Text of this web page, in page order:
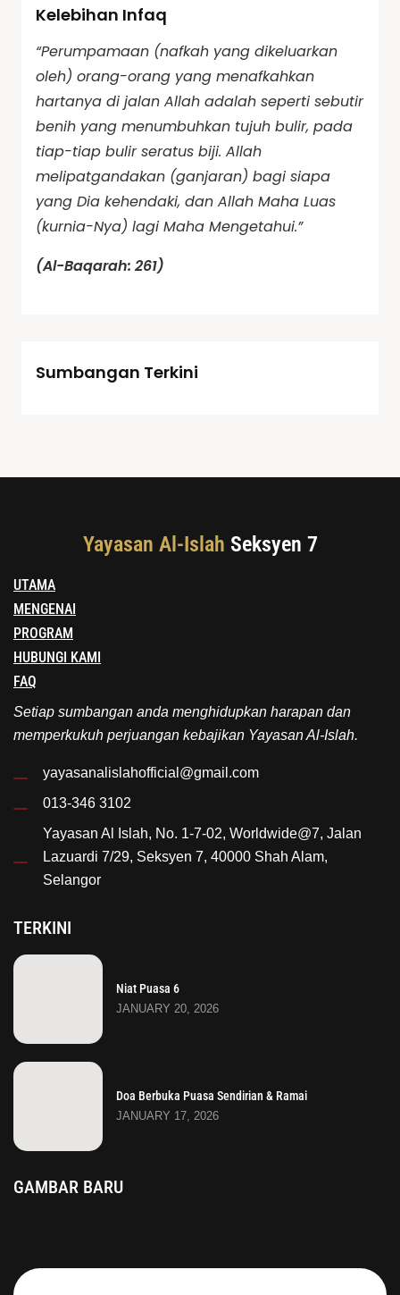
Kelebihan Infaq
“Perumpamaan (nafkah yang dikeluarkan
oleh) orang-orang yang menafkahkan
hartanya di jalan Allah adalah seperti sebutir
benih yang menumbuhkan tujuh bulir, pada
tiap-tiap bulir seratus biji. Allah
melipatgandakan (ganjaran) bagi siapa
yang Dia kehendaki, dan Allah Maha Luas
(kurnia-Nya) lagi Maha Mengetahui.”
(Al-Baqarah: 261)
Sumbangan Terkini
Yayasan Al-Islah Seksyen 7
UTAMA
MENGENAI
PROGRAM
HUBUNGI KAMI
FAQ
Setiap sumbangan anda menghidupkan harapan dan
memperkukuh perjuangan kebajikan Yayasan Al-Islah.
yayasanalislahofficial@gmail.com
013-346 3102
Yayasan Al Islah, No. 1-7-02, Worldwide@7, Jalan
Lazuardi 7/29, Seksyen 7, 40000 Shah Alam,
Selangor
TERKINI
Niat Puasa 6
JANUARY 20, 2026
Doa Berbuka Puasa Sendirian & Ramai
JANUARY 17, 2026
GAMBAR BARU